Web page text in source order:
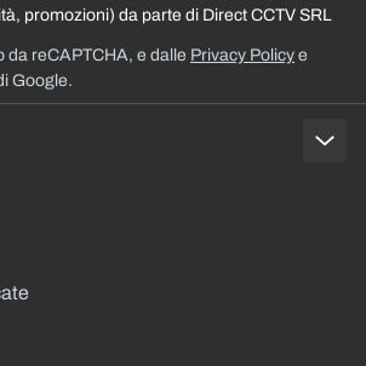
promozioni) da parte di Direct CCTV SRL
da reCAPTCHA, e dalle Privacy Policy e
Google.